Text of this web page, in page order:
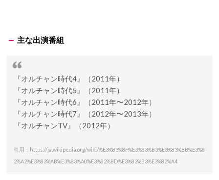
主な出演番組
『オルチャン時代4』（2011年）
『オルチャン時代5』（2011年）
『オルチャン時代6』（2011年〜2012年）
『オルチャン時代7』（2012年〜2013年）
『オルチャンTV』（2012年）
引用：https://ja.wikipedia.org/wiki/%E3%83%8F%E3%83%B3%E3%83%BB%E3%8
2%A2%E3%83%AB%E3%83%A0%E3%82%BD%E3%83%B3%E3%82%A4